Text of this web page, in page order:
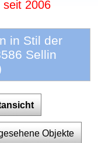
seit 2006
in Stil der
Sellin
Objekte